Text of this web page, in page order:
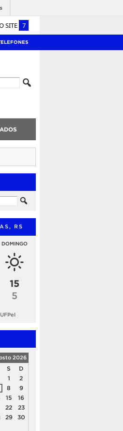
SITE 7
RS
DOMINGO
15
5
2026
S
D
1
2
8
9
15
16
22
23
29
30